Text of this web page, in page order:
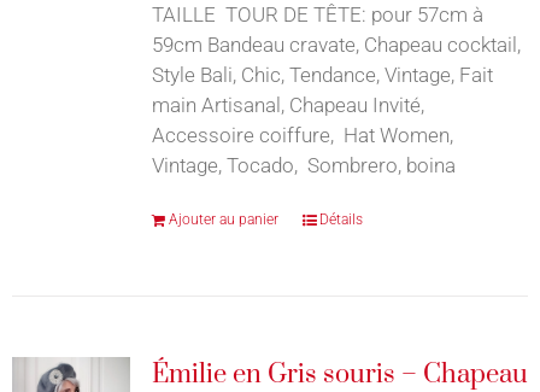
TAILLE TOUR DE TÊTE: pour 57cm à
59cm Bandeau cravate, Chapeau cocktail,
Style Bali, Chic, Tendance, Vintage, Fait
main Artisanal, Chapeau Invité,
Accessoire coiffure, Hat Women,
Vintage, Tocado, Sombrero, boina
Ajouter au panier Détails
Émilie en Gris souris – Chapeau